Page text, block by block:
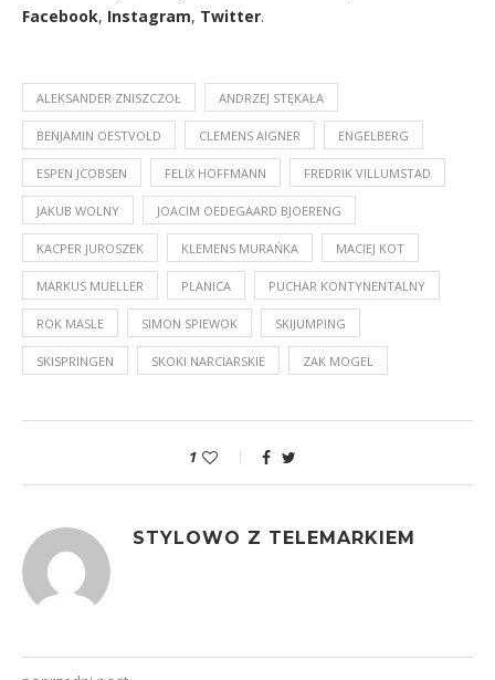
Facebook, Instagram, Twitter.
ALEKSANDER ZNISZCZOŁ ANDRZEJ STĘKAŁA
BENJAMIN OESTVOLD CLEMENS AIGNER ENGELBERG
ESPEN JCOBSEN FELIX HOFFMANN FREDRIK VILLUMSTAD
JAKUB WOLNY JOACIM OEDEGAARD BJOERENG
KACPER JUROSZEK KLEMENS MURAŃKA MACIEJ KOT
MARKUS MUELLER PLANICA PUCHAR KONTYNENTALNY
ROK MASLE SIMON SPIEWOK SKIJUMPING
SKISPRINGEN SKOKI NARCIARSKIE ZAK MOGEL
1
STYLOWO Z TELEMARKIEM